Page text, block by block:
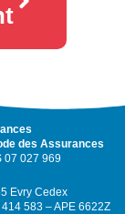
des Assurances
07 027 969
Evry Cedex
583 – APE 6622Z